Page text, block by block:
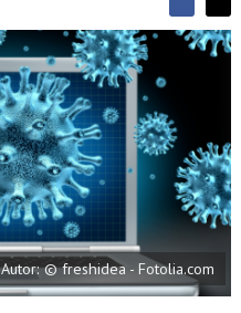
S
d
e
t
S
d
n
a
F
a
o
o
k
d
í
n
a
s
í
t
Autor: © freshidea - Fotolia.com